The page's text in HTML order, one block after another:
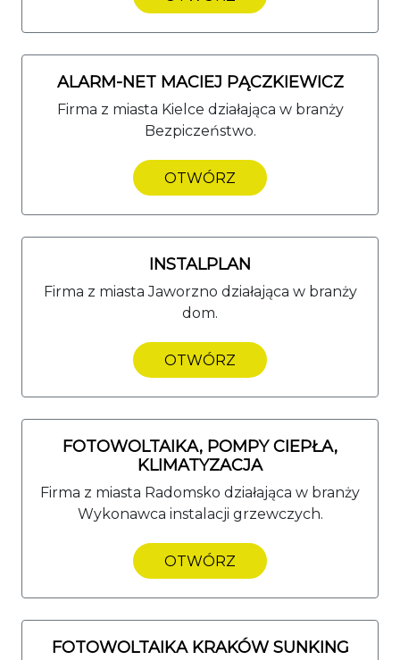
ALARM-NET MACIEJ PĄCZKIEWICZ
Firma z miasta Kielce działająca w branży
Bezpiczeństwo.
OTWÓRZ
INSTALPLAN
Firma z miasta Jaworzno działająca w branży
dom.
OTWÓRZ
FOTOWOLTAIKA, POMPY CIEPŁA,
KLIMATYZACJA
Firma z miasta Radomsko działająca w branży
Wykonawca instalacji grzewczych.
OTWÓRZ
FOTOWOLTAIKA KRAKÓW SUNKING